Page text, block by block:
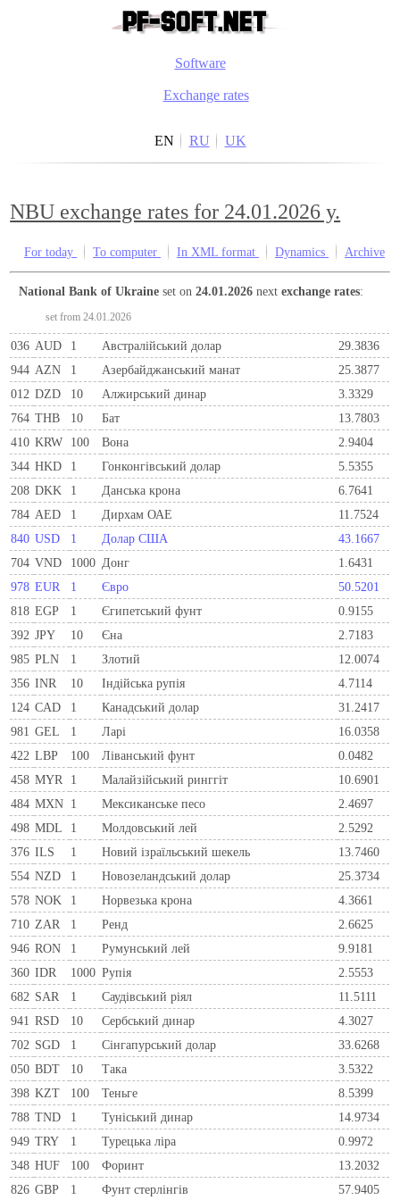
Software
Exchange rates
EN RU UK
NBU exchange rates for 24.01.2026 y.
For today To computer In XML format Dynamics Archive
National Bank of Ukraine set on24.01.2026 nextexchange rates:
set from 24.01.2026
036 AUD 1 Австралійський долар
29.3836
944 AZN 1 Азербайджанський манат
25.3877
012 DZD 10 Алжирський динар
3.3329
764 THB 10 Бат
13.7803
410 KRW 100 Вона
2.9404
344 HKD 1 Гонконгівський долар
5.5355
208 DKK 1 Данська крона
6.7641
784 AED 1 Дирхам ОАЕ
11.7524
840 USD 1 Долар США
43.1667
704 VND 1000 Донг
1.6431
978 EUR 1 Євро
50.5201
818 EGP 1 Єгипетський фунт
0.9155
392 JPY 10 Єна
2.7183
985 PLN 1 Злотий
12.0074
356 INR 10 Індійська рупія
4.7114
124 CAD 1 Канадський долар
31.2417
981 GEL 1 Ларi
16.0358
422 LBP 100 Ліванський фунт
0.0482
458 MYR 1 Малайзійський ринггіт
10.6901
484 MXN 1 Мексиканське песо
2.4697
498 MDL 1 Молдовський лей
2.5292
376 ILS 1 Новий ізраїльський шекель
13.7460
554 NZD 1 Новозеландський долар
25.3734
578 NOK 1 Норвезька крона
4.3661
710 ZAR 1 Ренд
2.6625
946 RON 1 Румунський лей
9.9181
360 IDR 1000 Рупія
2.5553
682 SAR 1 Саудівський ріял
11.5111
941 RSD 10 Сербський динар
4.3027
702 SGD 1 Сінгапурський долар
33.6268
050 BDT 10 Така
3.5322
398 KZT 100 Теньге
8.5399
788 TND 1 Туніський динар
14.9734
949 TRY 1 Турецька ліра
0.9972
348 HUF 100 Форинт
13.2032
826 GBP 1 Фунт стерлінгів 57.9405